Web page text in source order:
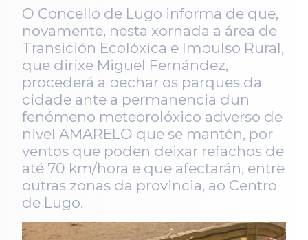
O Concello de Lugo informa de que,
novamente, nesta xornada a área de
Transición Ecolóxica e Impulso Rural,
que dirixe Miguel Fernández,
procederá a pechar os parques da
cidade ante a permanencia dun
fenómeno meteorolóxico adverso de
nivel AMARELO que se mantén, por
ventos que poden deixar refachos de
até 70 km/hora e que afectarán, entre
outras zonas da provincia, ao Centro
de Lugo.